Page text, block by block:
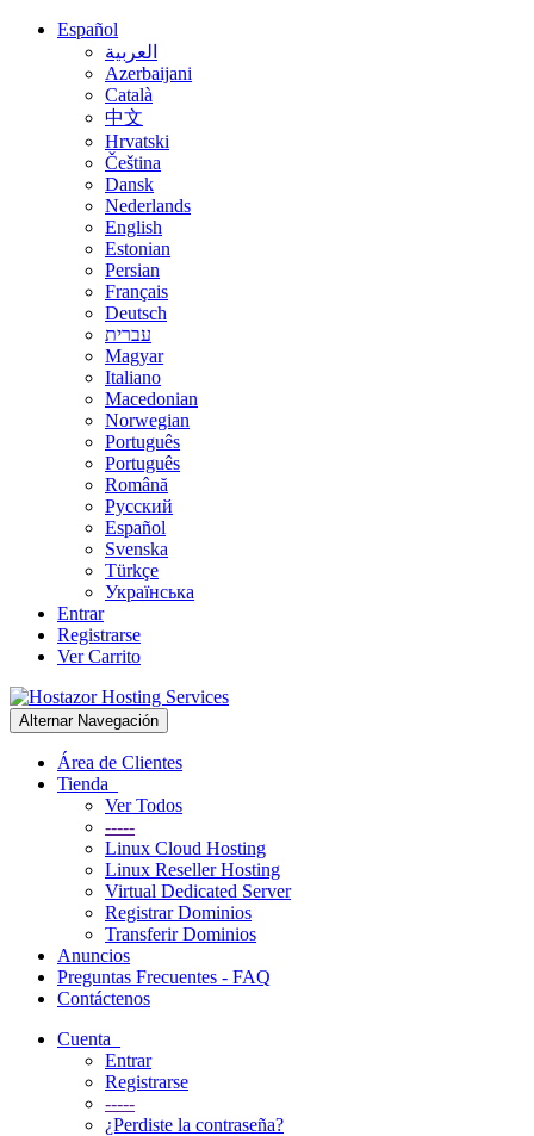
Español
العربية
Azerbaijani
Català
中文
Hrvatski
Čeština
Dansk
Nederlands
English
Estonian
Persian
Français
Deutsch
עברית
Magyar
Italiano
Macedonian
Norwegian
Português
Português
Română
Русский
Español
Svenska
Türkçe
Українська
Entrar
Registrarse
Ver Carrito
Alternar Navegación
Área de Clientes
Tienda
Ver Todos
-----
Linux Cloud Hosting
Linux Reseller Hosting
Virtual Dedicated Server
Registrar Dominios
Transferir Dominios
Anuncios
Preguntas Frecuentes - FAQ
Contáctenos
Cuenta
Entrar
Registrarse
-----
¿Perdiste la contraseña?